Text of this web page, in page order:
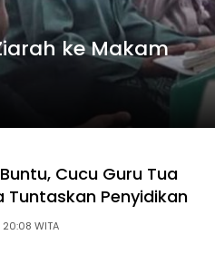
ke Makam
Cucu Guru Tua
Tuntaskan Penyidikan
Senin, 13 Oktober 2025 - 20:08 WITA